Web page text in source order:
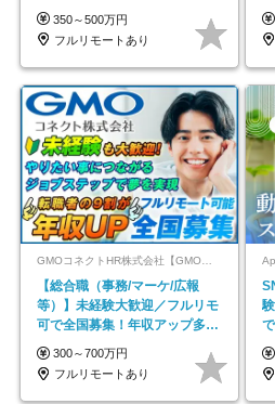
以上
350～500万円
フルリモートあり
GMOコネクトHR株式会社【GMOインターネットグループ】
【総合職（事務/マーケ/広報
等）】未経験大歓迎／フルリモ
可で全国募集！年収アップ多数
★年休最大130日★
300～700万円
フルリモートあり